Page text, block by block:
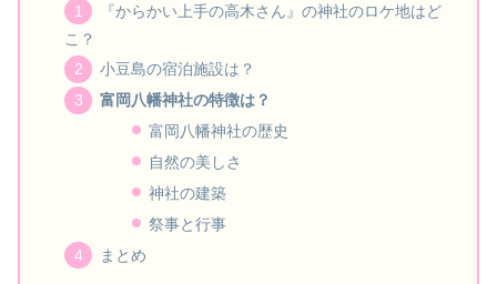
『からかい上手の高木さん』の神社のロケ地はど
こ？
小豆島の宿泊施設は？
富岡八幡神社の特徴は？
富岡八幡神社の歴史
自然の美しさ
神社の建築
祭事と行事
まとめ